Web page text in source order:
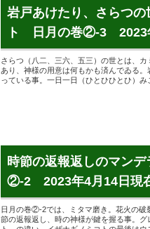
岩戸あけたり、さらつ
ト 日月の巻②-3 2023
さらつ（八二、三六、五三）の世とは、
あり、神様の用意は何もかも済んでゐる
っている事。一日一日（ひとひひとひ）
時節の返報返しのマン
②-2 2023年4月14日現
日月の巻②-2では、ミタマ磨き。花火の破
節の返報返し、時の神様が鍵を握る事。